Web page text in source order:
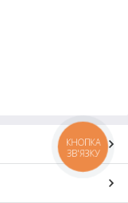
КНОПКА
ЗВ'ЯЗКУ